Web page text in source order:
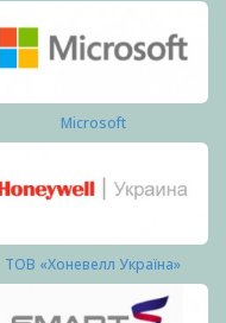
Microsoft
ТОВ «Хоневелл Україна»